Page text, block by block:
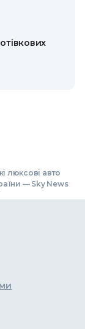
люксові авто
— Sky News